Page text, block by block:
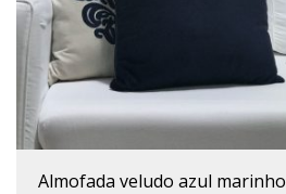
almofada veludo azul marinho